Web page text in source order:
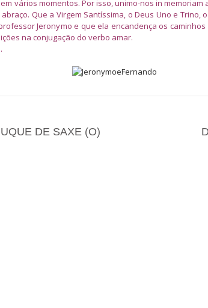
vários momentos. Por isso, unimo-nos in
Que a Virgem Santíssima, o Deus Uno e Trino,
Jeronymo e que ela encandença os
na conjugação do verbo amar.
DE SAXE (O)